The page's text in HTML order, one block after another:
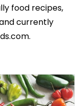
food recipes,
currently